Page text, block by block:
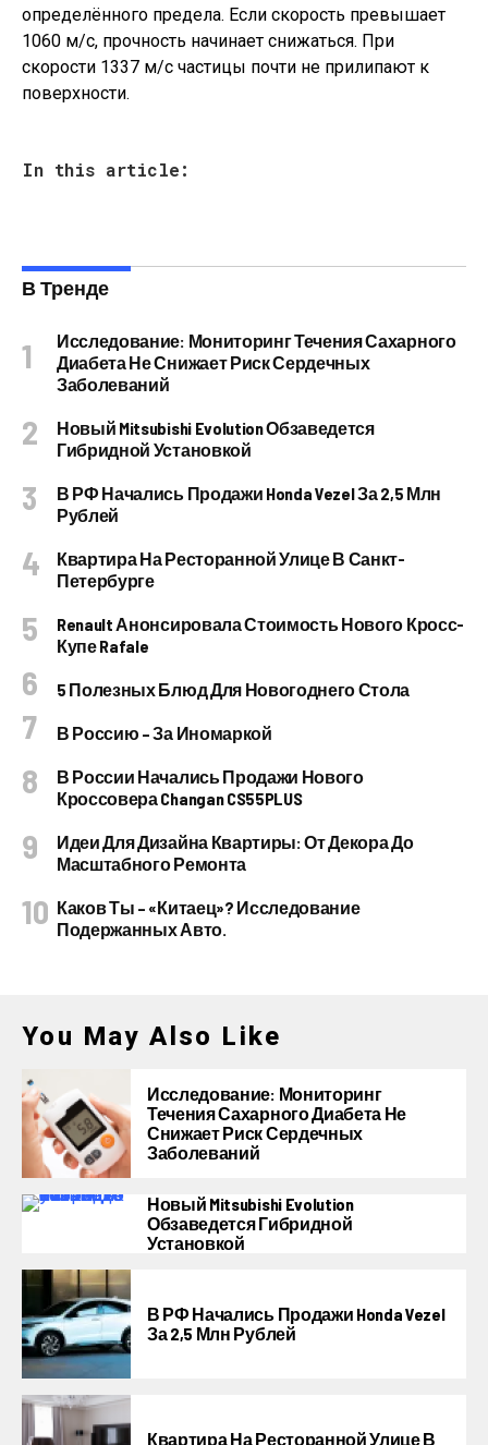
определённого предела. Если скорость превышает
1060 м/с, прочность начинает снижаться. При
скорости 1337 м/с частицы почти не прилипают к
поверхности.
In this article:
В Тренде
Исследование: Мониторинг Течения Сахарного
Диабета Не Снижает Риск Сердечных
Заболеваний
Новый Mitsubishi Evolution Обзаведется
Гибридной Установкой
В РФ Начались Продажи Honda Vezel За 2,5 Млн
Рублей
Квартира На Ресторанной Улице В Санкт-
Петербурге
Renault Анонсировала Стоимость Нового Кросс-
Купе Rafale
5 Полезных Блюд Для Новогоднего Стола
В Россию – За Иномаркой
В России Начались Продажи Нового
Кроссовера Changan CS55PLUS
Идеи Для Дизайна Квартиры: От Декора До
Масштабного Ремонта
Каков Ты – «китаец»? Исследование
Подержанных Авто.
You May Also Like
Исследование: Мониторинг
Течения Сахарного Диабета Не
Снижает Риск Сердечных
Заболеваний
Новый Mitsubishi Evolution
Обзаведется Гибридной
Установкой
В РФ Начались Продажи Honda Vezel
За 2,5 Млн Рублей
Квартира На Ресторанной Улице В